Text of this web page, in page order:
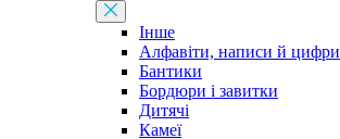
Інше
Алфавіти, написи й цифри
Бантики
Бордюри і завитки
Дитячі
Камеї